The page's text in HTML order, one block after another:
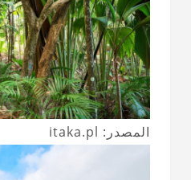
المصدر: itaka.pl